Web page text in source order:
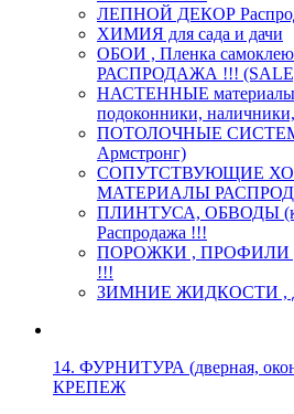
ЛЕПНОЙ ДЕКОР
ХИМИЯ для сада и дачи
ОБОИ , Пленка
РАСПРОДАЖА !!!
НАСТЕННЫЕ
подоконники,
ПОТОЛОЧНЫЕ
Армстронг)
СОПУТСТВУЮЩИЕ
МАТЕРИАЛЫ
ПЛИНТУСА, ОБВОДЫ
Распродажа !!!
ПОРОЖКИ , ПРОФИЛИ ,
!!!
ЗИМНИЕ ЖИДКОСТИ ,
14. ФУРНИТУРА (дверная,
КРЕПЕЖ